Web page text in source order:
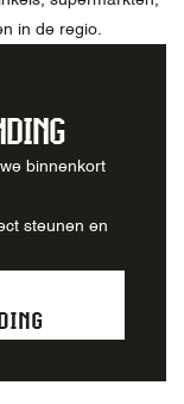
in de regio.
binnenkort
steunen en